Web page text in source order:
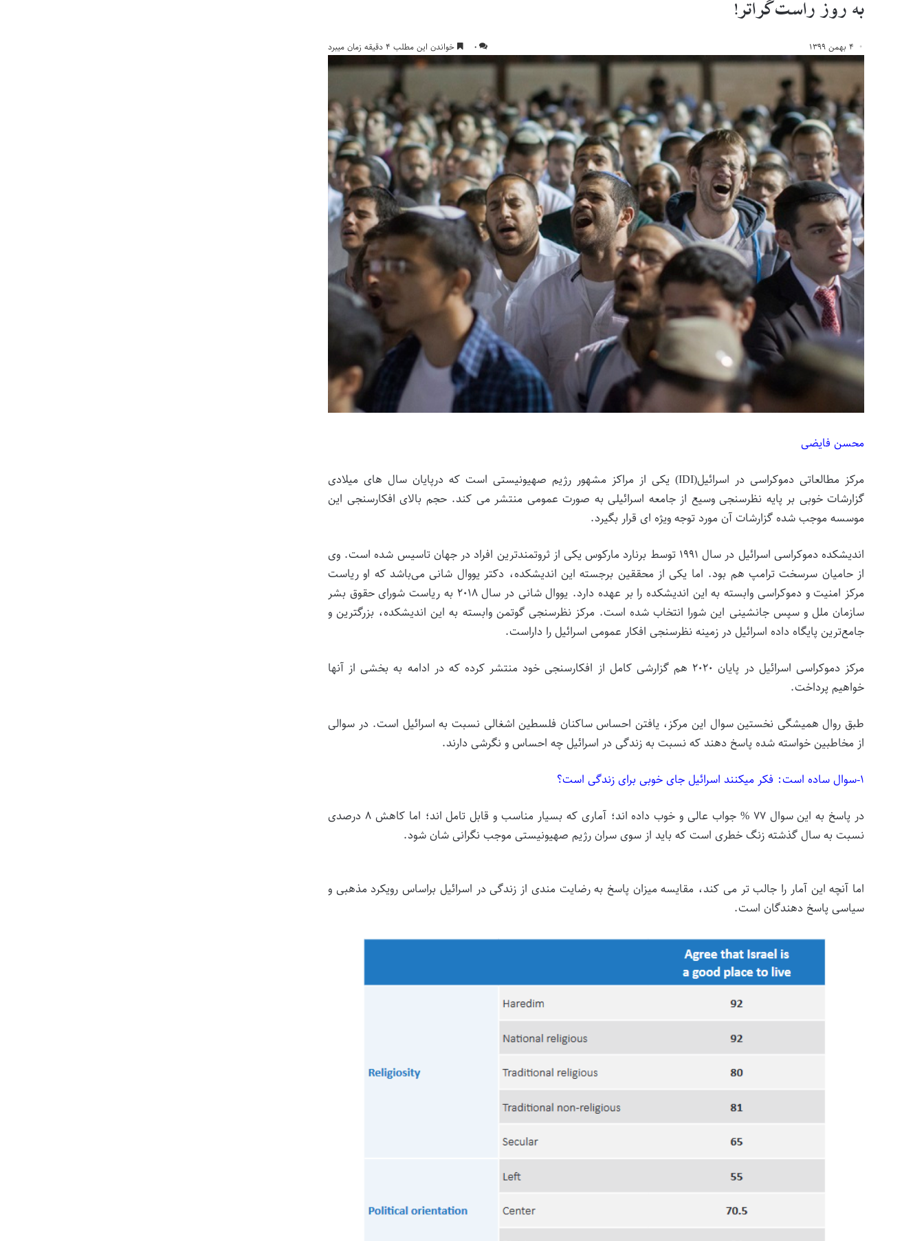
به روز راست‌گراتر!
۴ بهمن ۱۳۹۹ ۰ خواندن این مطلب ۴ دقیقه زمان میبرد
محسن فایضی
مرکز مطالعاتی دموکراسی در اسرائیل(IDI) یکی از مراکز مشهور رژیم صهیونیستی است که درپایان سال های میلادی
گزارشات خوبی بر پایه نظرسنجی وسیع از جامعه اسرائیلی به صورت عمومی منتشر می کند. حجم بالای افکارسنجی این
موسسه موجب شده گزارشات آن مورد توجه ویژه ای قرار بگیرد.
اندیشکده دموکراسی اسرائیل در سال ۱۹۹۱ توسط برنارد مارکوس یکی از ثروتمندترین افراد در جهان تاسیس شده است. وی
از حامیان سرسخت ترامپ هم بود. اما یکی از محققین برجسته این اندیشکده، دکتر یووال شانی می‌باشد که او ریاست
مرکز امنیت و دموکراسی وابسته به این اندیشکده را بر عهده دارد. یووال شانی در سال ۲۰۱۸ به ریاست شورای حقوق بشر
سازمان ملل و سپس جانشینی این شورا انتخاب شده است. مرکز نظرسنجی گوتمن وابسته به این اندیشکده، بزرگترین و
جامع‌ترین پایگاه داده اسرائیل در زمینه نظرسنجی افکار عمومی اسرائیل را داراست.
مرکز دموکراسی اسرائیل در پایان ۲۰۲۰ هم گزارشی کامل از افکارسنجی خود منتشر کرده که در ادامه به بخشی از آنها
خواهیم پرداخت.
طبق روال همیشگی نخستین سوال این مرکز، یافتن احساس ساکنان فلسطین اشغالی نسبت به اسرائیل است. در سوالی
از مخاطبین خواسته شده پاسخ دهند که نسبت به زندگی در اسرائیل چه احساس و نگرشی دارند.
۱-سوال ساده است: فکر میکنند اسرائیل جای خوبی برای زندگی است؟
در پاسخ به این سوال ۷۷ % جواب عالی و خوب داده اند؛ آماری که بسیار مناسب و قابل تامل اند؛ اما کاهش ۸ درصدی
نسبت به سال گذشته زنگ خطری است که باید از سوی سران رژیم صهیونیستی موجب نگرانی شان شود.
اما آنچه این آمار را جالب تر می کند، مقایسه میزان پاسخ به رضایت مندی از زندگی در اسرائیل براساس رویکرد مذهبی و
سیاسی پاسخ دهندگان است.